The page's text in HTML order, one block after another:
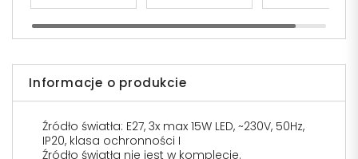
Informacje o produkcie
Źródło światła: E27, 3x max 15W LED, ~230V, 50Hz,
IP20, klasa ochronności I
Źródło światła nie jest w komplecie.